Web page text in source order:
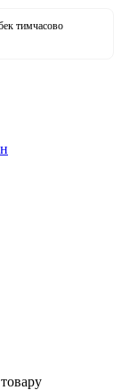
тимчасово